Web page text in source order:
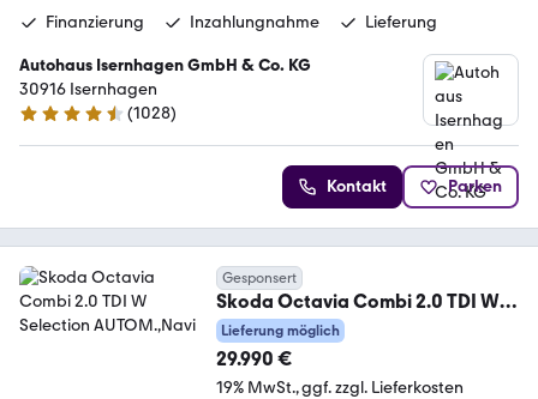
Finanzierung
Inzahlungnahme Lieferung
Autohaus Isernhagen GmbH & Co. KG
30916 Isernhagen
4.5 Sterne
(1028)
Kontakt Parken
Gesponsert
Skoda Octavia Combi 2.0 TDI W
Selection AUTOM.,Navi
Lieferung möglich
29.990 €
19% MwSt. ggf. zzgl. Lieferkosten